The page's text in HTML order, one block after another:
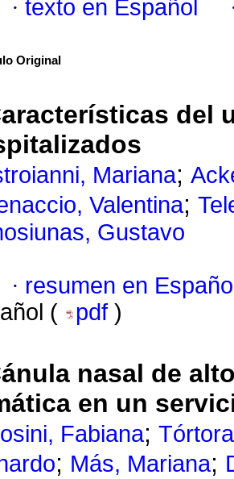
· texto en Español
Original
del
Mariana;
Valentina;
Gustavo
· resumen en
(
pdf )
nasal de
en un
Fabiana;
; Más, Mariana;